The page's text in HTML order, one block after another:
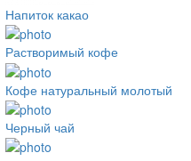
Напиток какао
Растворимый кофе
Кофе натуральный молотый
Черный чай